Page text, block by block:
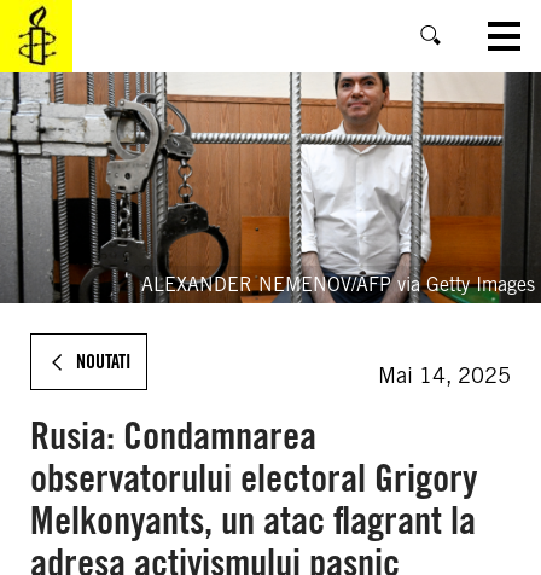
SKIP
MAIN
CONTENT
ALEXANDER NEMENOV/AFP via Getty Images
NOUTATI
Mai 14, 2025
Rusia: Condamnarea
observatorului electoral Grigory
Melkonyants, un atac flagrant la
adresa activismului pașnic